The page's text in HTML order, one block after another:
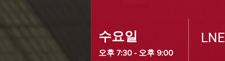
수요일
오후 7:30 - 오후 9:00